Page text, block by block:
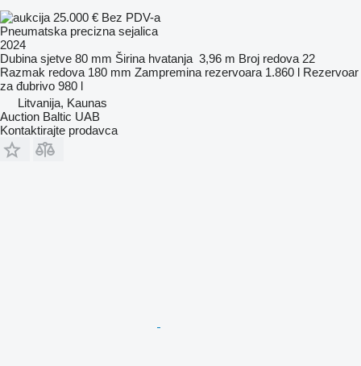
25.000 € Bez PDV-a
Pneumatska precizna sejalica
2024
Dubina sjetve 80 mm Širina hvatanja 3,96 m Broj redova 22
Razmak redova 180 mm Zampremina rezervoara 1.860 l Rezervoar
za đubrivo 980 l
Litvanija, Kaunas
Auction Baltic UAB
Kontaktirajte prodavca